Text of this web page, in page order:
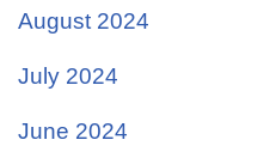
August 2024
July 2024
June 2024